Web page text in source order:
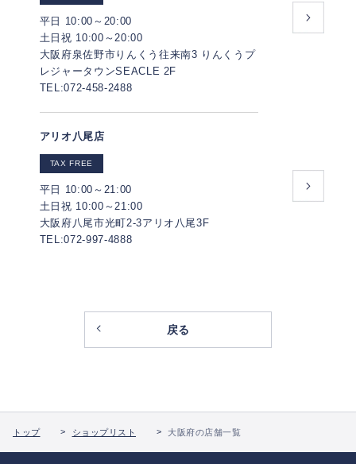
平日 10:00～20:00
土日祝 10:00～20:00
大阪府泉佐野市りんくう往来南3 りんくうプ
レジャータウンSEACLE 2F
TEL:072-458-2488
アリオ八尾店
TAX FREE
平日 10:00～21:00
土日祝 10:00～21:00
大阪府八尾市光町2-3アリオ八尾3F
TEL:072-997-4888
戻る
トップ ショップリスト 大阪府の店舗一覧